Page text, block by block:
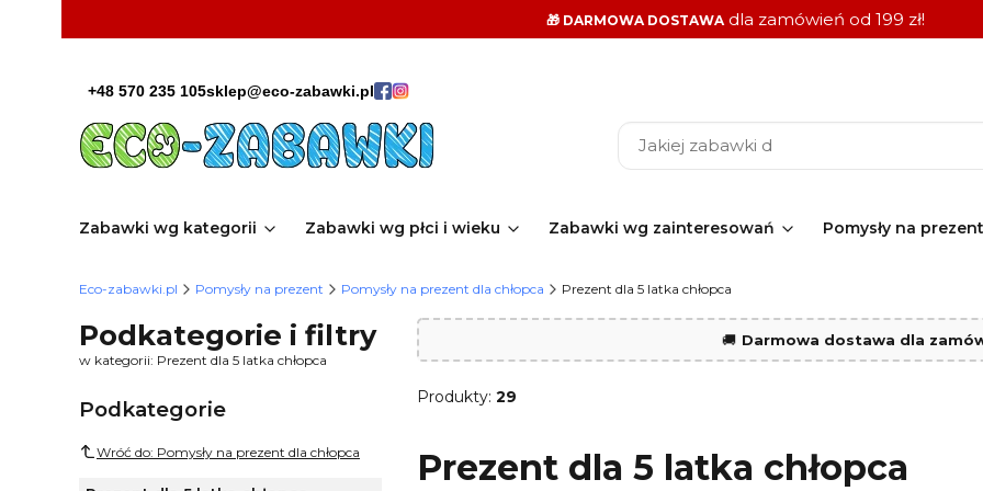
🎁 DARMOWA DOSTAWAdla zamówień od 199 zł!
+48 570 235 105sklep@eco-zabawki.pl
Zabawki wg kategorii Zabawki wg płci i wieku Zabawki wg zainteresowań Pomysły na prezent
Eco-zabawki.pl Pomysły na prezent Pomysły na prezent dla chłopca Prezent dla 5 latka chłopca
Podkategorie i filtry
w kategorii: Prezent dla 5 latka chłopca
Podkategorie
Wróć do: Pomysły na prezent dla chłopca
🚚 Darmowa dostawa dla
Produkty: 29
Prezent dla 5 latka chłopca